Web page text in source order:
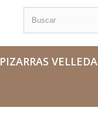
PIZARRAS VELLEDA